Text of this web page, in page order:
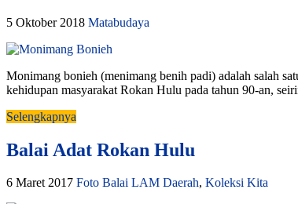
5 Oktober 2018 Matabudaya
Monimang bonieh (menimang benih padi) adalah salah
kehidupan masyarakat Rokan Hulu pada tahun 90-an,
Selengkapnya
Balai Adat Rokan Hulu
6 Maret 2017 Foto Balai LAM Daerah, Koleksi Kita